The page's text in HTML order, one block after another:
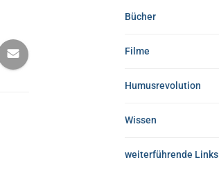
Bücher
Filme
Humusrevolution
Wissen
weiterführende Links